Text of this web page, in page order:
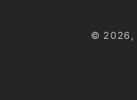
© 2026,